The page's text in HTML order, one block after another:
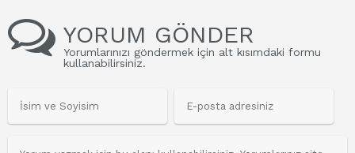
YORUM GÖNDER
Yorumlarınızı göndermek için alt kısımdaki formu
kullanabilirsiniz.